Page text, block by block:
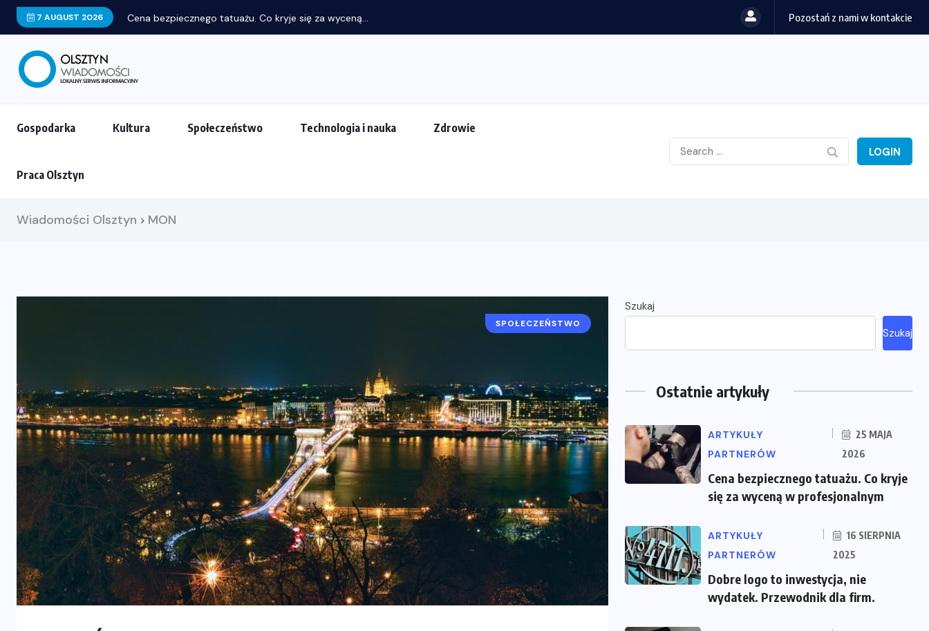
7 AUGUST 2026 Cena bezpiecznego tatuażu. Co kryje się za wyceną... Pozostań z nami w kontakcie
Gospodarka Kultura Społeczeństwo Technologia i nauka Zdrowie
Praca Olsztyn
LOGIN
Wiadomości Olsztyn > MON
SPOŁECZEŃSTWO
Szukaj
Szukaj
Ostatnie artykuły
ARTYKUŁY
PARTNERÓW
25 MAJA
2026
Cena bezpiecznego tatuażu. Co kryje
się za wyceną w profesjonalnym
ARTYKUŁY
PARTNERÓW
16 SIERPNIA
2025
Dobre logo to inwestycja, nie
wydatek. Przewodnik dla firm.